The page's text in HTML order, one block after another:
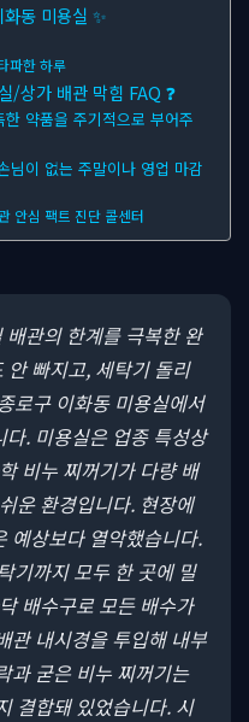
동 미용실 ✨
파한 하루
/상가 배관 막힘 FAQ ❓
약품을 주기적으로 부어주
님이 없는 주말이나 영업 마감
안심 팩트 진단 콜센터
배관의 한계를 극복한 완
안 빠지고, 세탁기 돌리
로구 이화동 미용실에서
. 미용실은 업종 특성상
비누 찌꺼기가 다량 배
운 환경입니다. 현장에
예상보다 열악했습니다.
기까지 모두 한 곳에 밀
배수구로 모든 배수가
관 내시경을 투입해 내부
과 굳은 비누 찌꺼기는
결합돼 있었습니다. 시